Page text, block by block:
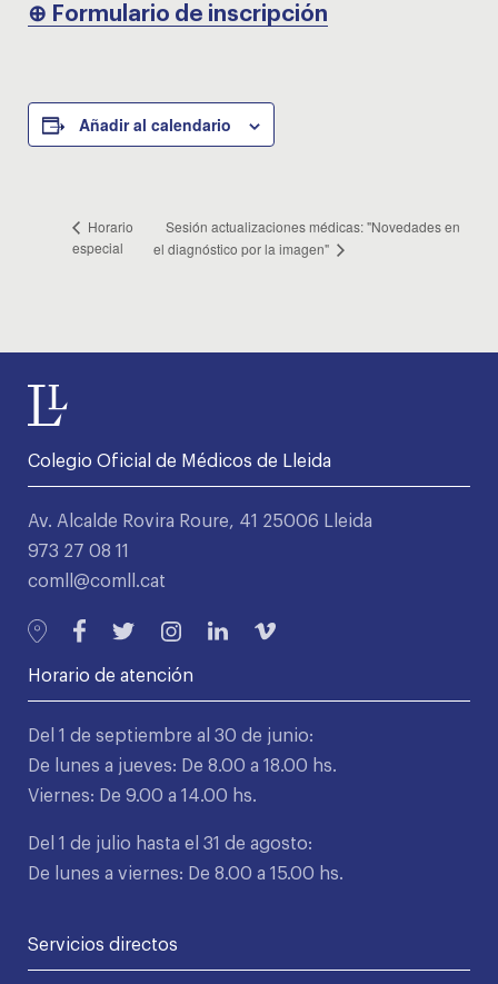
⊕ Formulario de inscripción
Añadir al calendario
Horario
especial
Sesión actualizaciones médicas: "Novedades en
el diagnóstico por la imagen"
Colegio Oficial de Médicos de Lleida
Av. Alcalde Rovira Roure, 41 25006 Lleida
973 27 08 11
comll@comll.cat
Horario de atención
Del 1 de septiembre al 30 de junio:
De lunes a jueves: De 8.00 a 18.00 hs.
Viernes: De 9.00 a 14.00 hs.
Del 1 de julio hasta el 31 de agosto:
De lunes a viernes: De 8.00 a 15.00 hs.
Servicios directos